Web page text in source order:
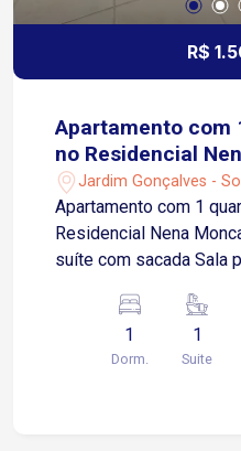
R$
Apartamento com
no Residencial
Jardim Gonçalves -
Apartamento com 1
Residencial Nena Moncayo 1 quarto,
suíte com sacada Sala
vagas de garagem cobertas
Localizado no Jardim
excelente
1
Dorm.
1
Suite